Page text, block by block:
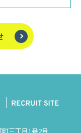
三丁目1番2号